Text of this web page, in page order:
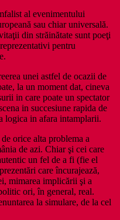
al evenimentului
sau chiar universală.
din străinătate sunt poeţi
pentru
unei astfel de ocazii de
la un moment dat, cineva
in care poate un spectator
in succesiune rapida de
logica in afara intamplarii.
orice alta problema a
de azi. Chiar şi cei care
un fel de a fi (fie el
care încurajează,
mimarea implicării şi a
ori, în general, real.
la simulare, de la cel